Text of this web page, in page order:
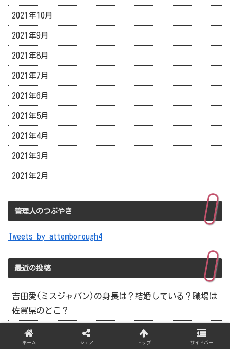
2021年10月
2021年9月
2021年8月
2021年7月
2021年6月
2021年5月
2021年4月
2021年3月
2021年2月
管理人のつぶやき
Tweets by attemborough4
最近の投稿
吉田愛(ミスジャパン)の身長は？結婚している？職場は
佐賀県のどこ？
熱海のモンブランかき氷はいつまで？値段は？オススメ
を知りたい！
ホーム シェア トップ サイドバー